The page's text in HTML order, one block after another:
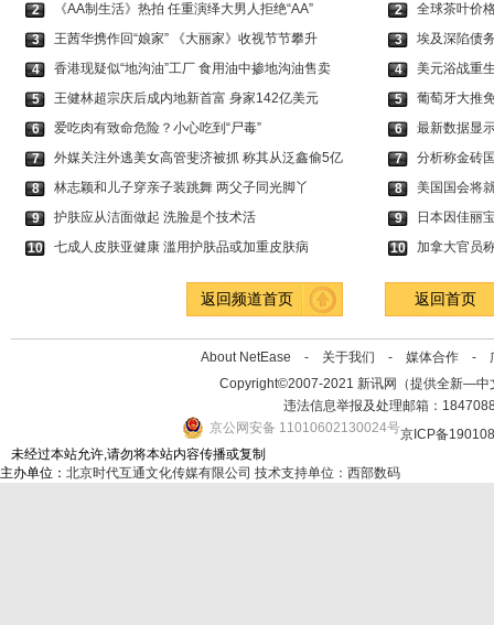
2
《AA制生活》热拍 任重演绎大男人拒绝“AA”
3
王茜华携作回“娘家” 《大丽家》收视节节攀升
4
香港现疑似“地沟油”工厂 食用油中掺地沟油售卖
5
王健林超宗庆后成内地新首富 身家142亿美元
6
爱吃肉有致命危险？小心吃到“尸毒”
7
外媒关注外逃美女高管斐济被抓 称其从泛鑫偷5亿
8
林志颖和儿子穿亲子装跳舞 两父子同光脚丫
9
护肤应从洁面做起 洗脸是个技术活
10
七成人皮肤亚健康 滥用护肤品或加重皮肤病
2
全球茶叶价
3
埃及深陷债
4
美元浴战重
5
葡萄牙大推
6
最新数据显
7
分析称金砖
8
美国国会将
9
日本因佳丽
10
加拿大官员
返回频道首页 返回首页
About NetEase - 关于我们 - 媒体合作 -
Copyright©2007-2021 新讯网（提供全新—中
违法信息举报及处理邮箱：
京公网安备 11010602130024号京ICP备
未经过本站允许,请勿将本站内容传播或复制
主办单位： 北京时代互通文化传媒有限公司 技术支持单位：西部数码